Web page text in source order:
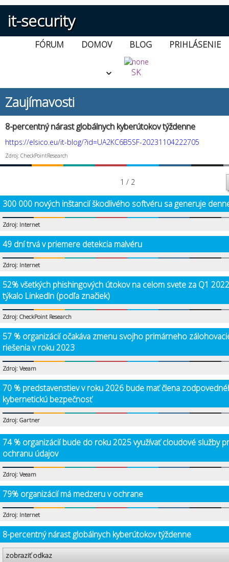
it-security
FÓRUM DOMOV BLOG PRIHLÁSENIE
SK
Zaujímavosti
8-percentný nárast globálnych kyberútokov týždenne
https://elsico.eu/it-blog/?id=UA2KC6B5SF-20231104222705
Zdroj: CheckPointResearch
1 / 2
300 000 nových inštancií škodlivého softvéru sa generuje
Zdroj: Internet
49 dní trvá v priemere detekcia malvéru
Zdroj: Internet
52% všetkých phishingových útokov na celom svete za Q1
týkalo LinkedIn (podľa značiek)
Zdroj: CheckPoint Research
57 % organizácií očakáva zmenu svojho primárneho
riešenia v roku 2023
Zdroj: Veeam
70 % predstavenstiev v roku 2026 bude mať člena
kybernetickú bezpečnosť
Zdroj: Gartner
74 % organizácií bude do roku 2025 využívať cloudové služby
ochranu údajov
Zdroj: Veeam
79% organizácií má medzeru v ochrane
Zdroj: Internet
8-percentný nárast globálnych kyberútokov týždenne
zobraziť odkaz